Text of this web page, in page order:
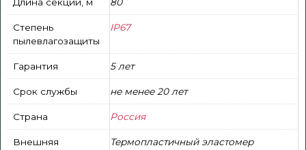
Степень
пылевлагозащиты
IP67
Гарантия 5 лет
Срок службы не менее 20 лет
Страна Россия
Внешняя
Термопластичный эластомер